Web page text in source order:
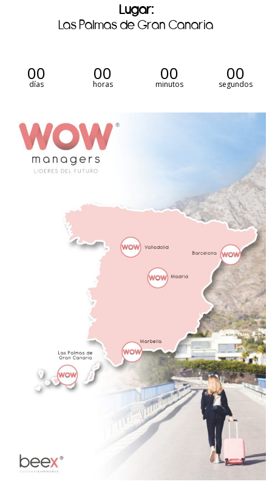
Lugar:
Las Palmas de Gran Canaria
00
días
00
horas
00
minutos
00
segundos